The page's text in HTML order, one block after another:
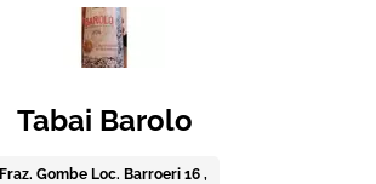
Tabai Barolo
Fraz. Gombe Loc. Barroeri 16 ,